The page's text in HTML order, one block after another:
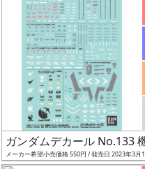
抽
選
中
ガンダムデカール No.133
メーカー希望小売価格 550円 / 発売日 2023年3月